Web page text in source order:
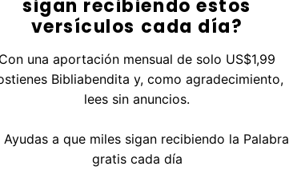
Versículo Siguiente
sigan recibiendo estos
versículos cada día?
Con una aportación mensual de solo US$1,99
Bibliabendita y, como agradecimiento,
lees sin anuncios.
Ayudas a que miles sigan recibiendo la Palabra
gratis cada día